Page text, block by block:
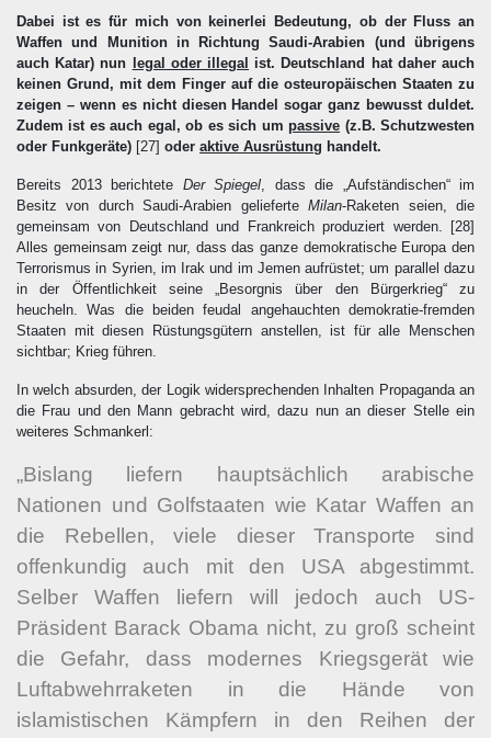
Dabei ist es für mich von keinerlei Bedeutung, ob der Fluss an
Waffen und Munition in Richtung Saudi-Arabien (und übrigens
auch Katar) nun
legal oder illegal ist. Deutschland hat daher auch
keinen Grund, mit dem Finger auf die osteuropäischen Staaten zu
zeigen – wenn es nicht diesen Handel sogar ganz bewusst duldet.
Zudem ist es auch egal, ob es sich umpassive (z.B. Schutzwesten
oder Funkgeräte) [27] oder aktive Ausrüstung handelt.
Bereits 2013 berichtete Der Spiegel, dass die „Aufständischen“ im
Besitz von durch Saudi-Arabien gelieferteMilan-Raketen seien, die
gemeinsam von Deutschland und Frankreich produziert werden.
[28]
Alles gemeinsam zeigt nur, dass das ganze demokratische Europa den
Terrorismus in Syrien, im Irak und im Jemen aufrüstet; um parallel dazu
in der Öffentlichkeit seine „Besorgnis über den Bürgerkrieg“ zu
heucheln. Was die beiden feudal angehauchten demokratie-fremden
Staaten mit diesen Rüstungsgütern anstellen, ist für alle Menschen
sichtbar; Krieg führen.
In welch absurden, der Logik widersprechenden Inhalten Propaganda an
die Frau und den Mann gebracht wird, dazu nun an dieser Stelle ein
weiteres Schmankerl:
„Bislang liefern hauptsächlich arabische
Nationen und Golfstaaten wie Katar Waffen an
die Rebellen, viele dieser Transporte sind
offenkundig auch mit den USA abgestimmt.
Selber Waffen liefern will jedoch auch US-
Präsident Barack Obama nicht, zu groß scheint
die Gefahr, dass modernes Kriegsgerät wie
Luftabwehrraketen in die Hände von
islamistischen Kämpfern in den Reihen der